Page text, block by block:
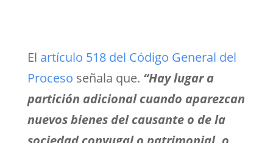
El artículo 518 del Código General del
Proceso señala que. “Hay lugar a
partición adicional cuando aparezcan
nuevos bienes del causante o de la